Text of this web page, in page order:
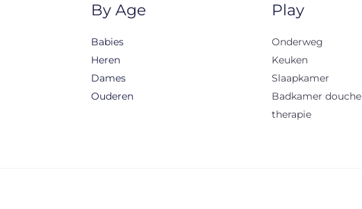
By Age
Babies
Heren
Dames
Ouderen
Play
Onderweg
Keuken
Slaapkamer
Badkamer douche
therapie